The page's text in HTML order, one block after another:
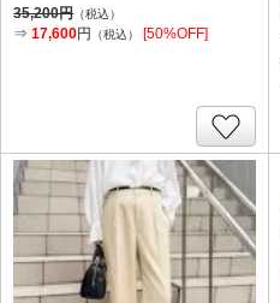
35,200円（税込）
⇒17,600円 （税込） [50%OFF]